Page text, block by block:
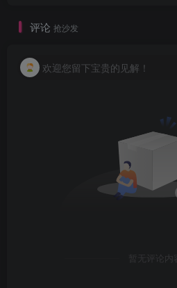
评论 抢沙发
欢迎您留下宝贵的见解！
暂无评论内容